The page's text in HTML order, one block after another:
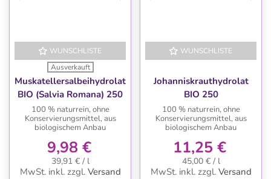
WUNSCHLISTE
Ausverkauft
Muskatellersalbeihydrolat
BIO (Salvia Romana) 250
ml
100 % naturrein, ohne
Konservierungsmittel, aus
biologischem Anbau
9,98 €
39,91 € / l
MwSt. inkl. zzgl. Versand
WUNSCHLISTE
Johanniskrauthydrolat
BIO 250
100 % naturrein, ohne
Konservierungsmittel, aus
biologischem Anbau
11,25 €
45,00 € / l
MwSt. inkl. zzgl. Versand